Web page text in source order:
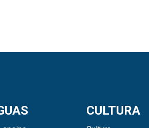
CULTURA